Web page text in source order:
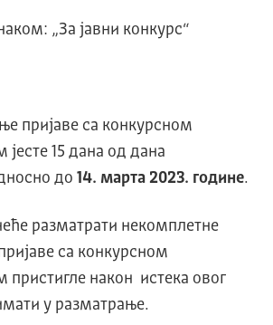
„За јавни конкурс“
пријаве са конкурсном
15 дана од дана
до 14. марта 2023. године.
разматрати некомплетне
са конкурсном
пристигле након истека овог
у разматрање.